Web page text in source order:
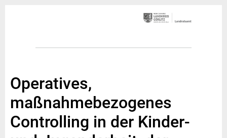
Operatives,
maßnahmebezogenes
Controlling in der Kinder-